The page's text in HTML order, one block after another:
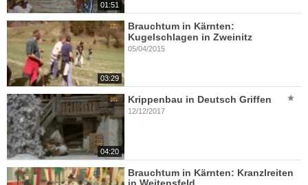
01:51
03:29
Brauchtum in Kärnten:
Kugelschlagen in Zweinitz
05/04/2015
04:20
Krippenbau in Deutsch Griffen
12/12/2017
Brauchtum in Kärnten: Kranzlreiten